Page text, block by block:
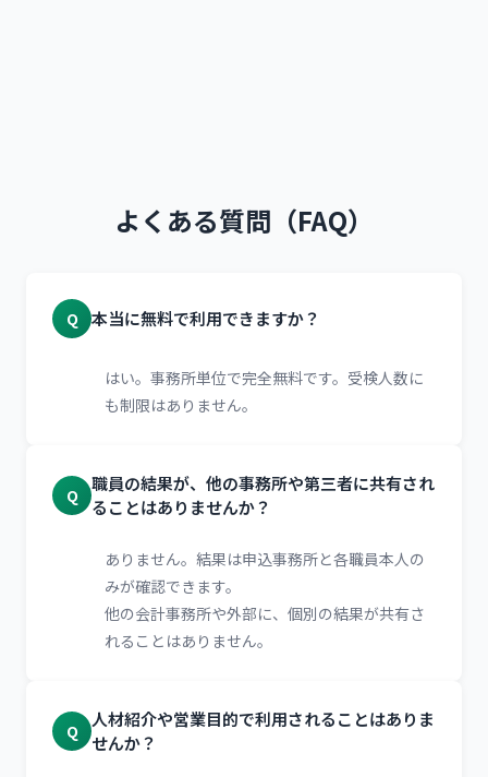
よくある質問（FAQ）
Q 本当に無料で利用できますか？
はい。事務所単位で完全無料です。受検人数に
も制限はありません。
Q
職員の結果が、他の事務所や第三者に共有され
ることはありませんか？
ありません。結果は申込事務所と各職員本人の
みが確認できます。
他の会計事務所や外部に、個別の結果が共有さ
れることはありません。
Q
人材紹介や営業目的で利用されることはありま
せんか？